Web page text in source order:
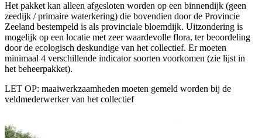
Het pakket kan alleen afgesloten worden op een binnendijk (geen
zeedijk / primaire waterkering) die bovendien door de Provincie
Zeeland bestempeld is als provinciale bloemdijk. Uitzondering is
mogelijk op een locatie met zeer waardevolle flora, ter beoordeling
door de ecologisch deskundige van het collectief. Er moeten
minimaal 4 verschillende indicator soorten voorkomen (zie lijst in
het beheerpakket).
LET OP: maaiwerkzaamheden moeten gemeld worden bij de
veldmederwerker van het collectief